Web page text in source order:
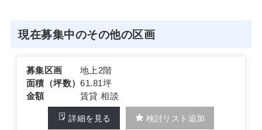
現在募集中のその他の区画
募集区画
地上2階
面積（坪数）61.81坪
金額
賃貸 相談
詳細を見る 検討リスト追加